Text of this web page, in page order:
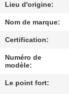
DE
QUALITÉ
NOUS
Lieu d'origine:
Nom de marque:
Certification:
Numéro de
modèle:
Le point fort: